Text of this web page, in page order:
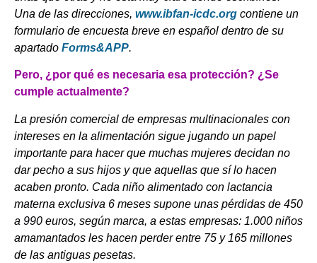
Una de las direcciones, www.ibfan-icdc.org contiene un
formulario de encuesta breve en español dentro de su
apartado Forms&APP.
Pero, ¿por qué es necesaria esa protección? ¿Se
cumple actualmente?
La presión comercial de empresas multinacionales con
intereses en la alimentación sigue jugando un papel
importante para hacer que muchas mujeres decidan no
dar pecho a sus hijos y que aquellas que sí lo hacen
acaben pronto. Cada niño alimentado con lactancia
materna exclusiva 6 meses supone unas pérdidas de 450
a 990 euros, según marca, a estas empresas: 1.000 niños
amamantados les hacen perder entre 75 y 165 millones
de las antiguas pesetas.